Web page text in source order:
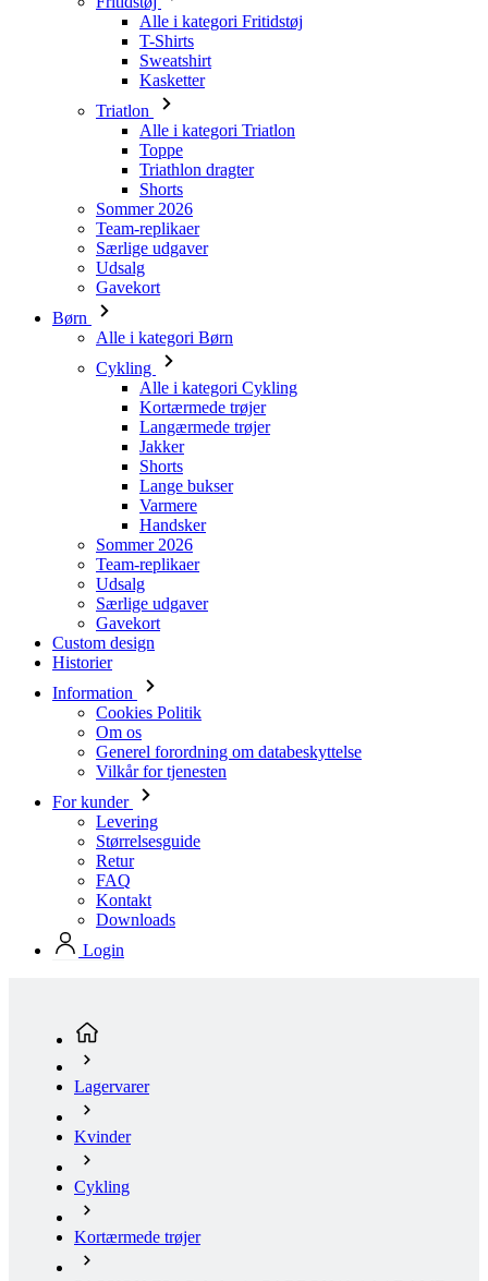
Triatlon
Alle i kategori Triatlon
Toppe
Triathlon dragter
Shorts
Sommer 2026
Team-replikaer
Særlige udgaver
Udsalg
Gavekort
Børn
Alle i kategori Børn
Cykling
Alle i kategori Cykling
Langærmede trøjer
Jakker
Shorts
Lange bukser
Varmere
Handsker
Sommer 2026
Team-replikaer
Udsalg
Særlige udgaver
Gavekort
Custom design
Historier
Information
Cookies Politik
Om os
Generel forordning om databeskyttelse
Vilkår for tjenesten
For kunder
Levering
Størrelsesguide
Retur
Kontakt
Downloads
Login
Kvinder
Cykling
Kortærmede trøjer
PASSION Z3 | Cykeltrøje CARBON | brick | DAME
(aktuel side)
RABAT 20%